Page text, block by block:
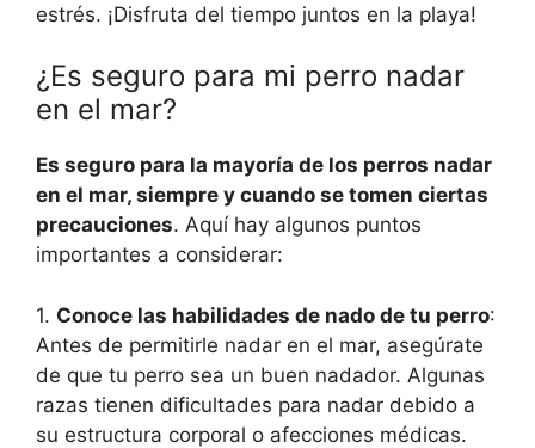
estrés. ¡Disfruta del tiempo juntos en la playa!
¿Es seguro para mi perro nadar
en el mar?
Es seguro para la mayoría de los perros nadar
en el mar, siempre y cuando se tomen ciertas
precauciones. Aquí hay algunos puntos
importantes a considerar:
1. Conoce las habilidades de nado de tu perro:
Antes de permitirle nadar en el mar, asegúrate
de que tu perro sea un buen nadador. Algunas
razas tienen dificultades para nadar debido a
su estructura corporal o afecciones médicas.